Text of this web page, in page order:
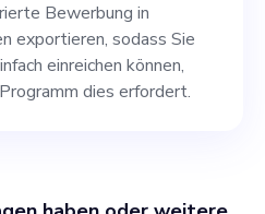
Bewerbung in
exportieren, sodass Sie
einreichen können,
dies erfordert.